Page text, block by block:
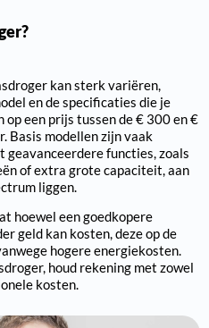
kan sterk variëren,
en de specificaties die je
een prijs tussen de € 300 en €
Basis modellen zijn vaak
functies, zoals
of extra grote capaciteit, aan
liggen.
hoewel een goedkopere
geld kan kosten, deze op de
hogere energiekosten.
houd rekening met zowel
kosten.